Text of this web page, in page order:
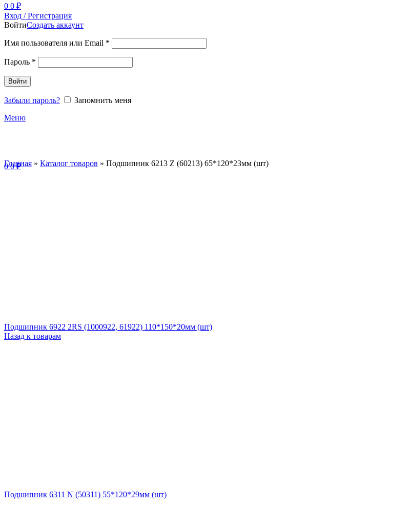
0 0 ₽
Вход / Регистрация
ВойтиСоздать аккаунт
Имя пользователя или Email *
Пароль *
Войти
Забыли пароль?
Запомнить меня
Меню
00₽
Главная » Каталог товаров » Подшипник 6213 Z (60213) 65*120*23мм (шт)
Подшипник 6922 2RS (1000922, 61922) 110*150*20мм (шт)
Назад к товарам
Подшипник 6311 N (50311) 55*120*29мм (шт)